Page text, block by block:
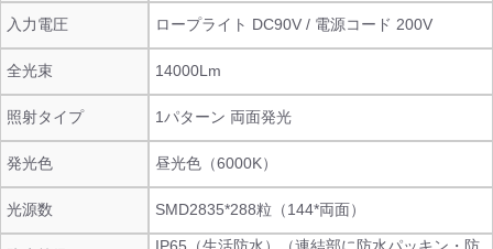
入力電圧 ロープライト DC90V / 電源コード 200V
全光束 14000Lm
照射タイプ 1パターン 両面発光
発光色 昼光色（6000K）
光源数 SMD2835*288粒（144*両面）